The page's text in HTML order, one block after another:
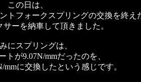
この日は、
トフォークスプリングの交換を終え
ーを納車して頂きました。
にスプリングは、
トが9.07N/mmだったのを、
mmに交換したという感じです。